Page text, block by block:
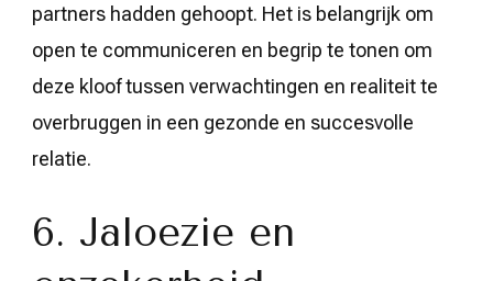
partners hadden gehoopt. Het is belangrijk om
open te communiceren en begrip te tonen om
deze kloof tussen verwachtingen en realiteit te
overbruggen in een gezonde en succesvolle
relatie.
6. Jaloezie en